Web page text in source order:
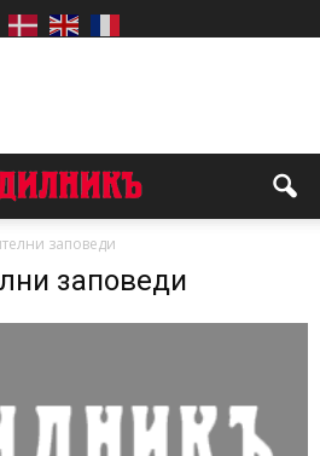
заповеди
заповеди